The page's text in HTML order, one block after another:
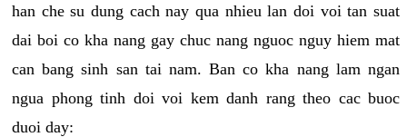
han che su dung cach nay qua nhieu lan doi voi tan suat
dai boi co kha nang gay chuc nang nguoc nguy hiem mat
can bang sinh san tai nam. Ban co kha nang lam ngan
ngua phong tinh doi voi kem danh rang theo cac buoc
duoi day: